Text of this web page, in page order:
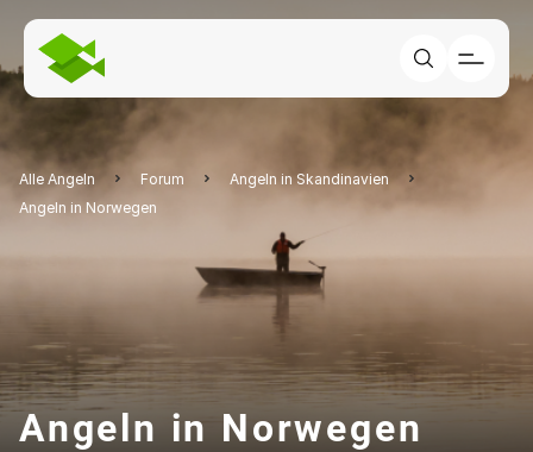
Alle Angeln Forum
Angeln in Skandinavien
Angeln in Norwegen
Angeln in Norwegen